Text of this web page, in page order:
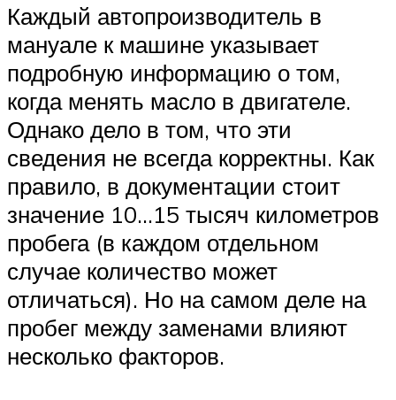
Каждый автопроизводитель в
мануале к машине указывает
подробную информацию о том,
когда менять масло в двигателе.
Однако дело в том, что эти
сведения не всегда корректны. Как
правило, в документации стоит
значение 10…15 тысяч километров
пробега (в каждом отдельном
случае количество может
отличаться). Но на самом деле на
пробег между заменами влияют
несколько факторов.